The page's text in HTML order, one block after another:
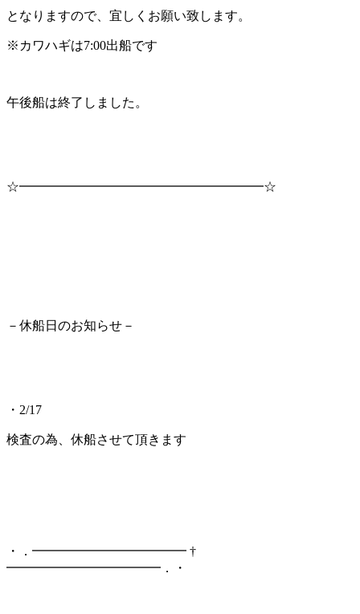
となりますので、宜しくお願い致します。
※カワハギは7:00出船です
午後船は終了しました。
☆━━━━━━━━━━━━━━━━━━━☆
－休船日のお知らせ－
・2/17
検査の為、休船させて頂きます
・．━━━━━━━━━━━━ †
━━━━━━━━━━━━．・